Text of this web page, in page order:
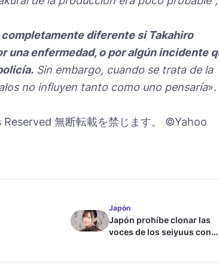
diferente si Takahiro
una enfermedad, o por algún incidente
Sin embargo, cuando se trata de la
no influyen tanto como uno pensaría».
無断転載を禁じます。 ©Yahoo
Japón
Japón prohíbe clonar las
voces de los seiyuus con